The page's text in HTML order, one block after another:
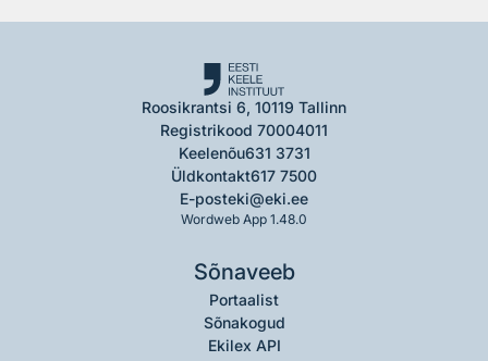
Roosikrantsi 6, 10119 Tallinn
Registrikood 70004011
Keelenõu631 3731
Üldkontakt617 7500
E-posteki@eki.ee
Wordweb App 1.48.0
Sõnaveeb
Portaalist
Sõnakogud
Ekilex API